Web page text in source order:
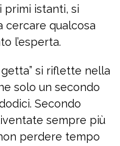
primi istanti, si
cercare qualcosa
l’esperta.
si riflette nella
solo un secondo
Secondo
sempre più
perdere tempo